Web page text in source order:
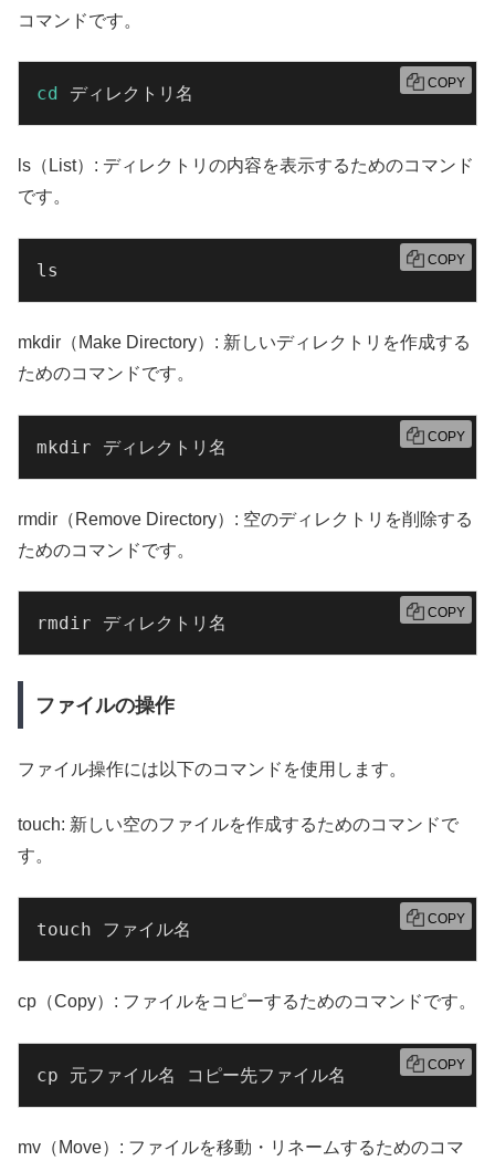
コマンドです。
cd ディレクトリ名 COPY
ls（List）: ディレクトリの内容を表示するためのコマンド
です。
ls COPY
mkdir（Make Directory）: 新しいディレクトリを作成する
ためのコマンドです。
mkdir ディレクトリ名 COPY
rmdir（Remove Directory）: 空のディレクトリを削除する
ためのコマンドです。
rmdir ディレクトリ名 COPY
ファイルの操作
ファイル操作には以下のコマンドを使用します。
touch: 新しい空のファイルを作成するためのコマンドで
す。
touch ファイル名 COPY
cp（Copy）: ファイルをコピーするためのコマンドです。
cp 元ファイル名 コピー先ファイル名 COPY
mv（Move）: ファイルを移動・リネームするためのコマ